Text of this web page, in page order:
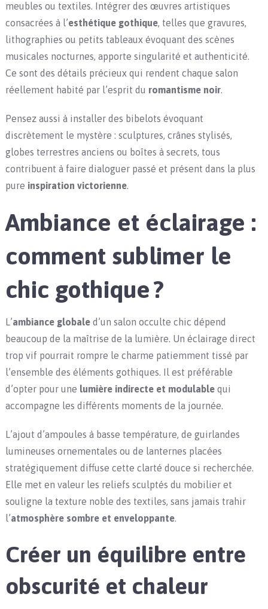
meubles ou textiles. Intégrer des œuvres artistiques
consacrées à l’esthétique gothique, telles que gravures,
lithographies ou petits tableaux évoquant des scènes
musicales nocturnes, apporte singularité et authenticité.
Ce sont des détails précieux qui rendent chaque salon
réellement habité par l’esprit du romantisme noir.
Pensez aussi à installer des bibelots évoquant
discrètement le mystère : sculptures, crânes stylisés,
globes terrestres anciens ou boîtes à secrets, tous
contribuent à faire dialoguer passé et présent dans la plus
pure inspiration victorienne.
Ambiance et éclairage :
comment sublimer le
chic gothique ?
L’ambiance globaled’un salon occulte chic dépend
beaucoup de la maîtrise de la lumière. Un éclairage direct
trop vif pourrait rompre le charme patiemment tissé par
l’ensemble des éléments gothiques. Il est préférable
d’opter pour une lumière indirecte et modulablequi
accompagne les différents moments de la journée.
L’ajout d’ampoules à basse température, de guirlandes
lumineuses ornementales ou de lanternes placées
stratégiquement diffuse cette clarté douce si recherchée.
Elle met en valeur les reliefs sculptés du mobilier et
souligne la texture noble des textiles, sans jamais trahir
l’atmosphère sombre et enveloppante.
Créer un équilibre entre
obscurité et chaleur